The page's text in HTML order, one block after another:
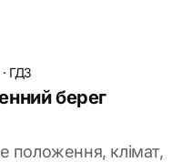
· ГДЗ
берег
положення, клімат,